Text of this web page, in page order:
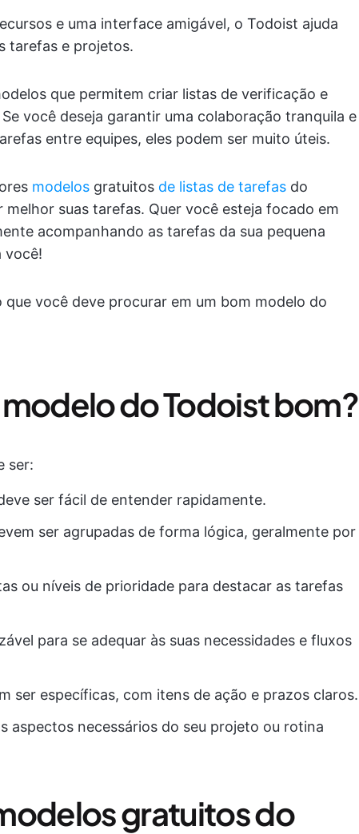
e uma interface amigável, o Todoist ajuda
tarefas e projetos.
que permitem criar listas de verificação e
você deseja garantir uma colaboração tranquila e
entre equipes, eles podem ser muito úteis.
modelos gratuitos de listas de tarefas do
suas tarefas. Quer você esteja focado em
acompanhando as tarefas da sua pequena
você!
você deve procurar em um bom modelo do
do Todoist bom?
ser:
ser fácil de entender rapidamente.
ser agrupadas de forma lógica, geralmente por
ou níveis de prioridade para destacar as tarefas
para se adequar às suas necessidades e fluxos
ser específicas, com itens de ação e prazos claros.
aspectos necessários do seu projeto ou rotina
gratuitos do